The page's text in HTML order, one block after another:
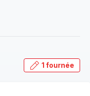
1 fournée